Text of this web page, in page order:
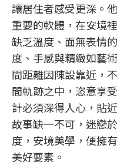
讓居住者感受更深。
重要的軟體，在安境
缺乏溫度、面無表情
度、手感與精緻如藝
間距離因陳設靠近，
間軌跡之中，恣意享
計必須深得人心，貼
故事缺一不可，迷戀
度，安境美學，便擁
美好要素。